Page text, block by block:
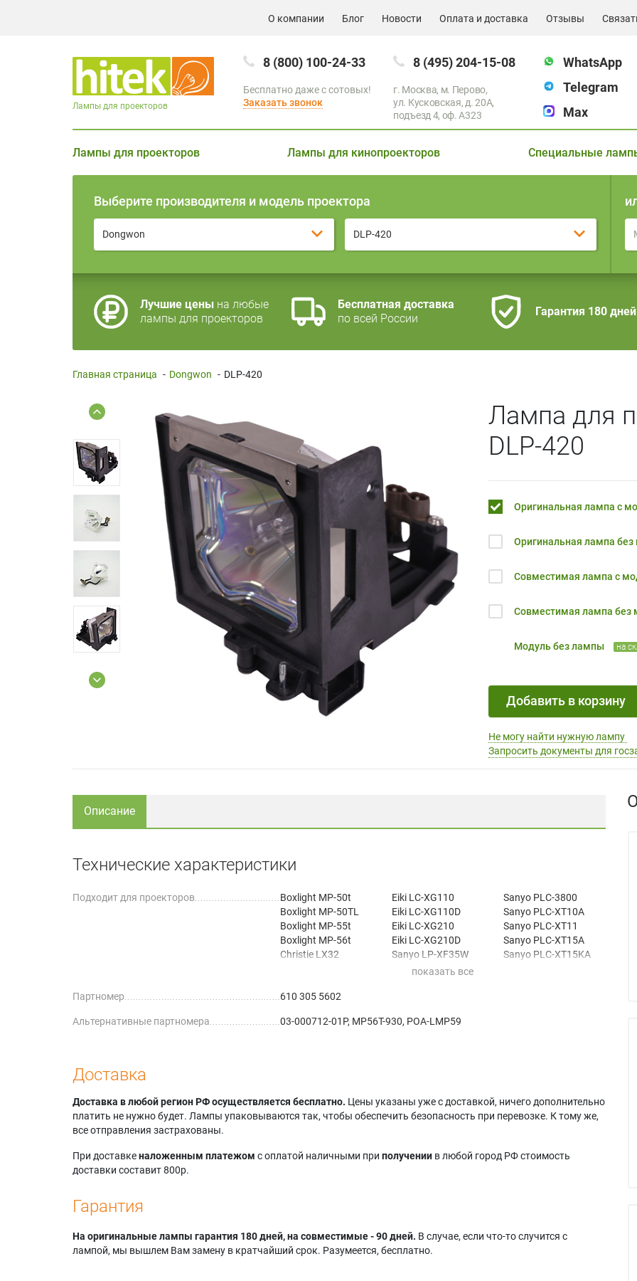
О компании Блог Новости Оплата и доставка Отзывы
8 (800) 100-24-33
Бесплатно даже с сотовых!
Заказать звонок
8 (495) 204-15-08
г. Москва, м. Перово,
ул. Кусковская, д. 20А,
подъезд 4, оф. A323
WhatsApp
Telegram
Max
Лампы для проекторов
Лампы для проекторов Лампы для кинопроекторов Специальные
Выберите производителя и модель проектора
Dongwon DLP-420
Лучшие цены на любые
лампы для проекторов
Бесплатная доставка
по всей России
Гарантия 180 дней
Главная страница - Dongwon - DLP-420
Лампа для
DLP-420
Оригинальная лампа с
Оригинальная лампа без
Совместимая лампа с
Совместимая лампа без
Модуль без лампы на
Добавить в корзину
Не могу найти нужную лампу
Запросить документы для
Описание
Технические характеристики
Подходит для проекторов
Boxlight MP-50t
Boxlight MP-50TL
Boxlight MP-55t
Boxlight MP-56t
Christie LX32
Dongwon DLP-380
Eiki LC-210
Eiki LC-XG110
Eiki LC-XG110D
Eiki LC-XG210
Eiki LC-XG210D
Sanyo LP-XF35W
Sanyo LP-XG100
Sanyo PLC-3200
Sanyo PLC-3800
Sanyo PLC-XT10A
Sanyo PLC-XT11
Sanyo PLC-XT15A
Sanyo PLC-XT15KA
Партномер 610 305 5602
Альтернативные партномера 03-000712-01P, MP56T-930, POA-LMP59
Доставка
Доставка в любой регион РФ осуществляется бесплатно. Цены указаны уже с доставкой, ничего дополнительно
платить не нужно будет. Лампы упаковываются так, чтобы обеспечить безопасность при перевозке. К тому же,
все отправления застрахованы.
При доставкеналоженным платежом с оплатой наличными при получении в любой город РФ стоимость
доставки составит 800р.
Гарантия
На оригинальные лампы гарантия 180 дней, на совместимые - 90 дней. В случае, если что-то случится с
лампой, мы вышлем Вам замену в кратчайший срок. Разумеется, бесплатно.